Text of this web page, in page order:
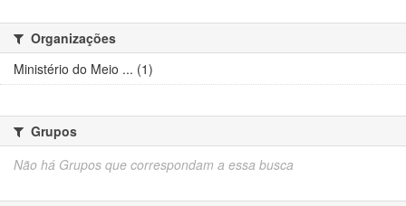
Organizações
Ministério do Meio ... (1)
Grupos
Não há Grupos que correspondam a essa busca